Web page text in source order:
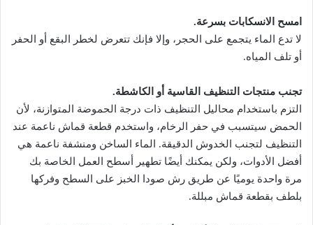
امسح الانسكابات بسرعة.
لا تدع الماء يتجمع على الحجر، وإلا فإنك تتعرض لخطر البقع أو الحفر
أو تلف المياه.
تجنب منتجات التنظيف القاسية أو الكاشطة.
التزم باستخدام محاليل التنظيف ذات درجة الحموضة المتوازنة، لأن
الحمض سيتسبب في حفر الرخام، واستخدم قطعة قماش ناعمة عند
التنظيف لتجنب الخدوش الدقيقة. الماء الساخن ومنشفة ناعمة هي
أفضل الأدوات، ولكن يمكنك أيضًا تطهير أسطح العمل الخاصة بك
مرة واحدة يوميًا عن طريق رش صودا الخبز على السطح وفركها
بلطف بقطعة قماش مبللة.